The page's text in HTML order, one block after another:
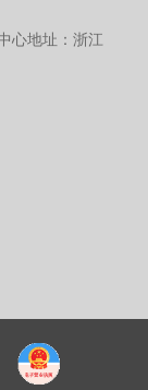
心地址：浙江